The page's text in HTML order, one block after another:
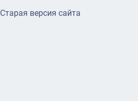
Старая версия сайта